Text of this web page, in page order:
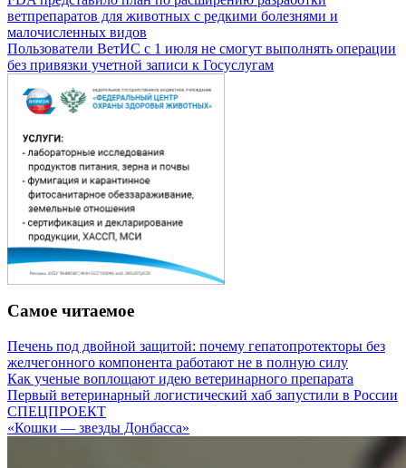
ветпрепаратов для животных с редкими болезнями и
малочисленных видов
Пользователи ВетИС с 1 июля не смогут выполнять операции
без привязки учетной записи к Госуслугам
Самое читаемое
Печень под двойной защитой: почему гепатопротекторы без
желчегонного компонента работают не в полную силу
Как ученые воплощают идею ветеринарного препарата
Первый ветеринарный логистический хаб запустили в России
СПЕЦПРОЕКТ
«Кошки — звезды Донбасса»